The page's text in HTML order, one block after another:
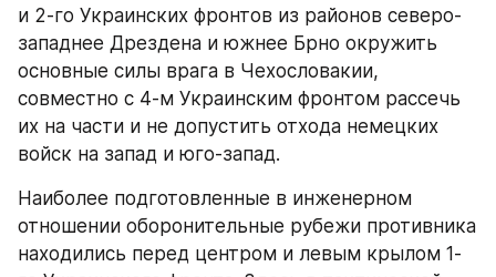
и 2-го Украинских фронтов из районов северо-
западнее Дрездена и южнее Брно окружить
основные силы врага в Чехословакии,
совместно с 4-м Украинским фронтом рассечь
их на части и не допустить отхода немецких
войск на запад и юго-запад.
Наиболее подготовленные в инженерном
отношении оборонительные рубежи противника
находились перед центром и левым крылом 1-